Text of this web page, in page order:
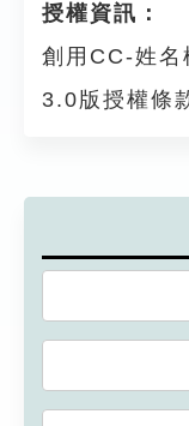
授權資訊：
創用CC-姓名
3.0版授權條